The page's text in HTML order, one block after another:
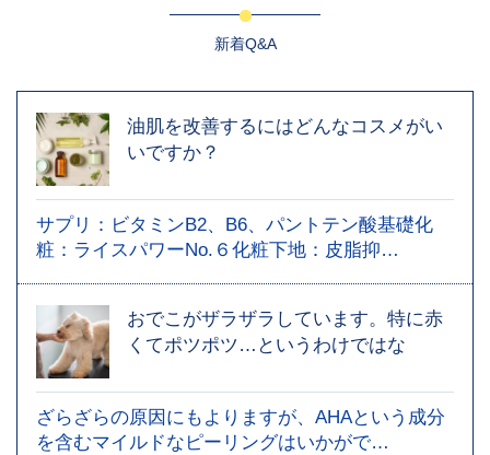
新着Q&A
油肌を改善するにはどんなコスメがい
いですか？
サプリ：ビタミンB2、B6、パントテン酸基礎化
粧：ライスパワーNo.６化粧下地：皮脂抑…
おでこがザラザラしています。特に赤
くてポツポツ…というわけではな
ざらざらの原因にもよりますが、AHAという成分
を含むマイルドなピーリングはいかがで…